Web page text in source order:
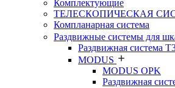
Комплектующие
ТЕЛЕСКОПИЧЕСКАЯ
Компланарная система
Раздвижные системы для
Раздвижная система
MODUS
MODUS OPK
Раздвижная